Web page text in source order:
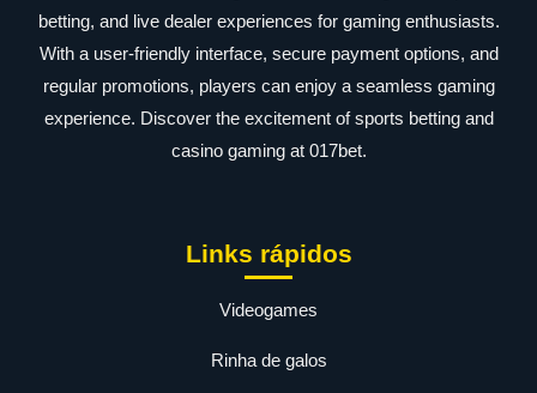
betting, and live dealer experiences for gaming enthusiasts.
With a user-friendly interface, secure payment options, and
regular promotions, players can enjoy a seamless gaming
experience. Discover the excitement of sports betting and
casino gaming at 017bet.
Links rápidos
Videogames
Rinha de galos